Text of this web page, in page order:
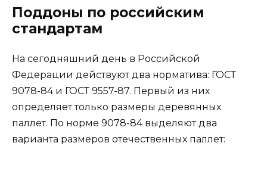
Поддоны по российским
стандартам
На сегодняшний день в Российской
Федерации действуют два норматива: ГОСТ
9078-84 и ГОСТ 9557-87. Первый из них
определяет только размеры деревянных
паллет. По норме 9078-84 выделяют два
варианта размеров отечественных паллет: